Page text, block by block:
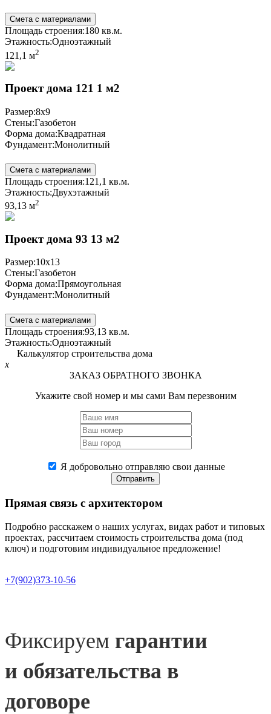
Смета с материалами
Площадь строения:180 кв.м.
Этажность:Одноэтажный
121,1 м2
Проект дома 121 1 м2
Размер:8x9
Стены:Газобетон
Форма дома:Квадратная
Фундамент:Монолитный
Смета с материалами
Площадь строения:121,1 кв.м.
Этажность:Двухэтажный
93,13 м2
Проект дома 93 13 м2
Размер:10x13
Стены:Газобетон
Форма дома:Прямоугольная
Фундамент:Монолитный
Смета с материалами
Площадь строения:93,13 кв.м.
Этажность:Одноэтажный
Калькулятор строительства дома
x
ЗАКАЗ ОБРАТНОГО ЗВОНКА
Укажите свой номер и мы сами Вам перезвоним
Я добровольно отправляю свои данные
Отправить
Прямая связь с архитектором
Подробно расскажем о наших услугах, видах работ и типовых
проектах, рассчитаем стоимость строительства дома (под
ключ) и подготовим индивидуальное предложение!
+7(902)373-10-56
Фиксируем гарантии
и обязательства в
договоре